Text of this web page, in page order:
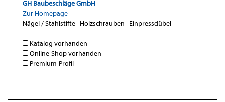
GH Baubeschläge GmbH
Zur Homepage
Nägel / Stahlstifte· Holzschrauben · Einpressdübel·
Katalog vorhanden
Online-Shop vorhanden
Premium-Profil